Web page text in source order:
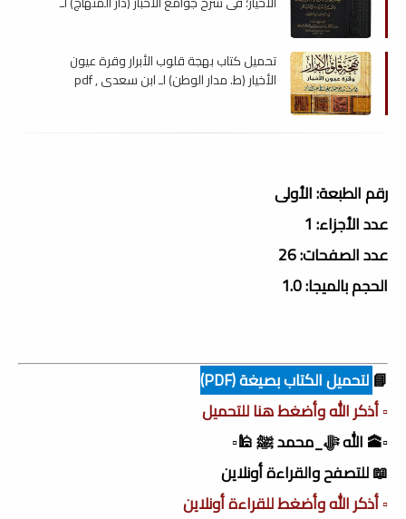
تحميل كتاب بهجة قلوب الأبرار وقرة عيون
الأخيار (ط. مدار الوطن) لـ ابن سعدي , pdf
رقم الطبعة: الأولى
عدد الأجزاء: 1
عدد الصفحات: 26
الحجم بالميجا: 1.0
📘لتحميل الكتاب بصيغة (PDF)
▫️ أذكر الله وأضغط هنا للتحميل
▫️🕋 الله ﷻ_محمد ﷺ 🕌▫️
📖 للتصفح والقراءة أونلاين
▫️ أذكر الله وأضغط للقراءة أونلاين